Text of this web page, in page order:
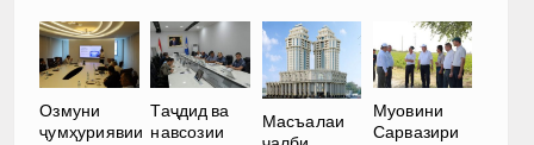
Озмуни
ҷумҳуриявии
Таҷдид ва
навсозии
Масъалаи
Муовини
Сарвазири